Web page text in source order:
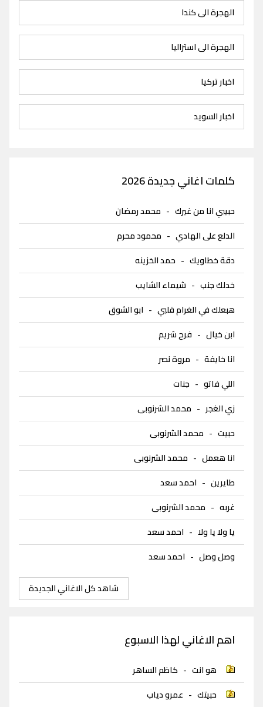
الهجرة الى كندا
الهجرة الى استراليا
اخبار تركيا
اخبار السويد
كلمات اغاني جديدة 2026
حبيبي انا من غيرك - محمد رمضان
الدلع على الهادي - محمود محرم
دقة خطاويك - حمد الخزينه
خدلك جنب - شيماء الشايب
هبعلك في الغرام قلبي - ابو الشوق
ابن خيال - فرح شريم
انا خايفة - مروة نصر
اللي فاتو - جنات
زي الغجر - محمد الشرنوبى
حبيت - محمد الشرنوبى
انا هعمل - محمد الشرنوبى
طايرين - احمد سعد
غربه - محمد الشرنوبى
يا ولا يا ولا - احمد سعد
وصل وصل - احمد سعد
شاهد كل الاغاني الجديدة
اهم الاغاني لهذا الاسبوع
هو انت - كاظم الساهر
حبيتك - عمرو دياب